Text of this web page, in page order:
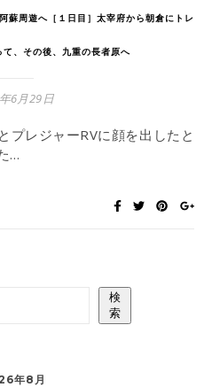
蘇周遊へ［１日目］太宰府から朝倉にトレ
、その後、九重の長者原へ
6月29日
…
検
索
年8月